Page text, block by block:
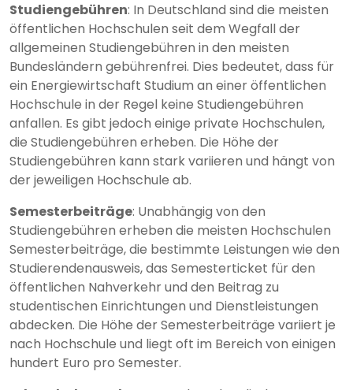
Studiengebühren: In Deutschland sind die meisten
öffentlichen Hochschulen seit dem Wegfall der
allgemeinen Studiengebühren in den meisten
Bundesländern gebührenfrei. Dies bedeutet, dass für
ein Energiewirtschaft Studium an einer öffentlichen
Hochschule in der Regel keine Studiengebühren
anfallen. Es gibt jedoch einige private Hochschulen,
die Studiengebühren erheben. Die Höhe der
Studiengebühren kann stark variieren und hängt von
der jeweiligen Hochschule ab.
Semesterbeiträge: Unabhängig von den
Studiengebühren erheben die meisten Hochschulen
Semesterbeiträge, die bestimmte Leistungen wie den
Studierendenausweis, das Semesterticket für den
öffentlichen Nahverkehr und den Beitrag zu
studentischen Einrichtungen und Dienstleistungen
abdecken. Die Höhe der Semesterbeiträge variiert je
nach Hochschule und liegt oft im Bereich von einigen
hundert Euro pro Semester.